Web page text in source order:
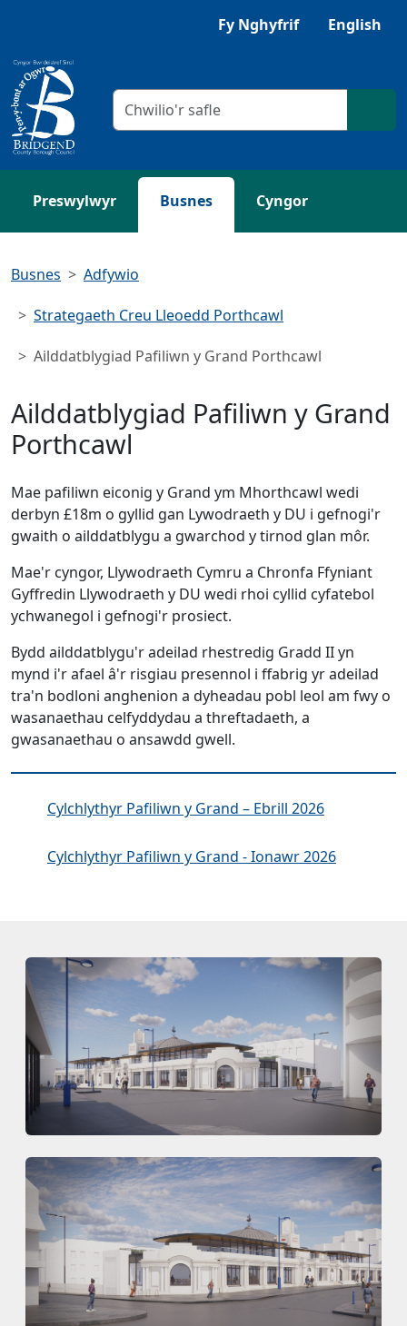
Gwrandewch gyda Browsealoud
Fy Nghyfrif English
Meini prawf chwilio
Preswylwyr Busnes Cyngor
Busnes Adfywio
Strategaeth Creu Lleoedd Porthcawl
Ailddatblygiad Pafiliwn y Grand Porthcawl
Ailddatblygiad Pafiliwn y Grand
Porthcawl
Mae pafiliwn eiconig y Grand ym Mhorthcawl wedi
derbyn £18m o gyllid gan Lywodraeth y DU i gefnogi'r
gwaith o ailddatblygu a gwarchod y tirnod glan môr.
Mae'r cyngor, Llywodraeth Cymru a Chronfa Ffyniant
Gyffredin Llywodraeth y DU wedi rhoi cyllid cyfatebol
ychwanegol i gefnogi'r prosiect.
Bydd ailddatblygu'r adeilad rhestredig Gradd II yn
mynd i'r afael â'r risgiau presennol i ffabrig yr adeilad
tra'n bodloni anghenion a dyheadau pobl leol am fwy o
wasanaethau celfyddydau a threftadaeth, a
gwasanaethau o ansawdd gwell.
Cylchlythyr Pafiliwn y Grand – Ebrill 2026
Cylchlythyr Pafiliwn y Grand - Ionawr 2026